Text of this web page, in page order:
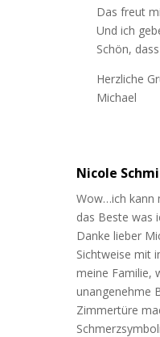
Das freut
Und ich
Schön,
Herzliche
Michael
Nicole
Wow…ich kann
das Beste was
Danke lieber
Sichtweise mit
meine Familie,
unangenehme
Zimmertüre